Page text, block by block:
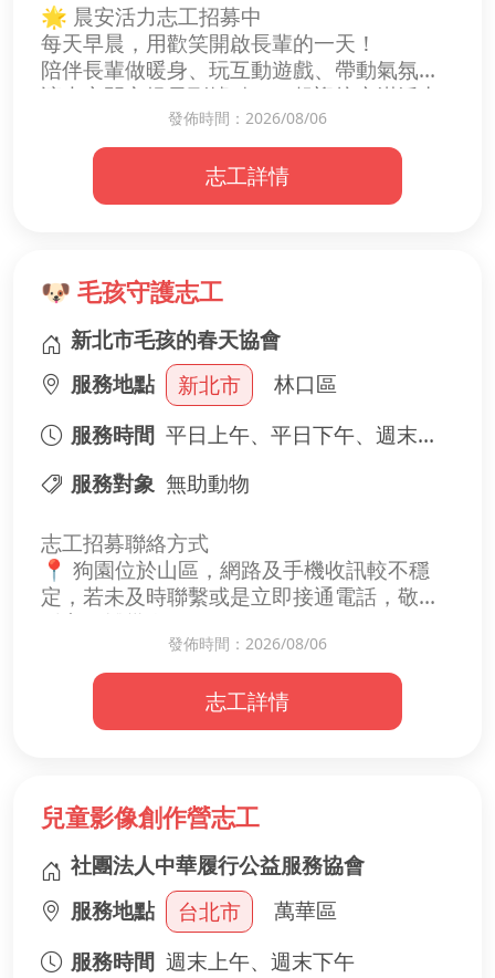
🌼 我們希望你
✨ 喜歡與長者互動
✨ 願意學習、具責任感
✨ 無經驗也歡迎，我們將提供服務說明與陪
😊 長輩真誠的笑容與感謝
🤝 認識一群充滿愛心的夥伴
🌱 累積志願服務經驗，讓自己的時間更有價
值
💕 一份小小的協助，就能讓長者擁有安心、
快樂的一天！
歡迎加入我們，一起成為社區最溫暖的力
量！
🌟 晨安活力志工招募中
每天早晨，用歡笑開啟長輩的一天！
陪伴長輩做暖身、玩互動遊戲、帶動氣氛，
讓大家開心提早到據點，一起迎接充滿活力
・活絡現場歡樂氣氛
・鼓勵長輩提早參與課程
🌼 服務時間
每週服務 2 位志工輪值
⏰ 08:00－09:00
與長輩一起暖身、互動，陪伴大家迎接
09:00 正式課程。
發佈時間：2026/08/06
志工詳情
🐶 毛孩守護志工
新北市毛孩的春天協會
服務地點
新北市
林口區
服務時間
平日上午、平日下午、週末上午、週末下午
服務對象 無助動物
志工招募聯絡方式
📍 狗園位於山區，網路及手機收訊較不穩
定，若未及時聯繫或是立即接通電話，敬請
耐心再撥幾次。
👩‍🦳 請直接洽 鄭阿姨
☎️ 市話：02-8630-1860（尤佳）
📱 手機：0930-409-188
📱 手機：0939-045-855
🐶【毛孩守護持續志工招募中】🐾
您的陪伴，就是牠們最安心的依靠 ❤️
在狗園裡，有一群等待關愛的毛孩。
牠們需要的不只是食物，更需要有人陪伴散
步、按時就醫，擁有乾淨舒適的生活環境。
發佈時間：2026/08/06
志工詳情
兒童影像創作營志工
社團法人中華履行公益服務協會
服務地點
台北市
萬華區
服務時間 週末上午、週末下午